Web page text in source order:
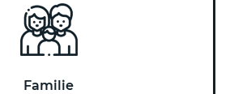
Familie